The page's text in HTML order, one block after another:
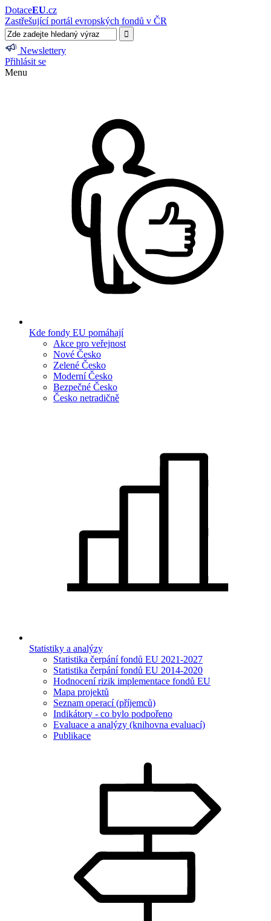
DotaceEU.cz
Zastřešující portál evropských fondů v ČR
Newslettery
Přihlásit se
Menu
Kde fondy EU pomáhají
Akce pro veřejnost
Nové Česko
Zelené Česko
Moderní Česko
Bezpečné Česko
Česko netradičně
Statistiky a analýzy
Statistika čerpání fondů EU 2021-2027
Statistika čerpání fondů EU 2014-2020
Hodnocení rizik implementace fondů EU
Mapa projektů
Seznam operací (příjemců)
Indikátory - co bylo podpořeno
Evaluace a analýzy (knihovna evaluací)
Publikace